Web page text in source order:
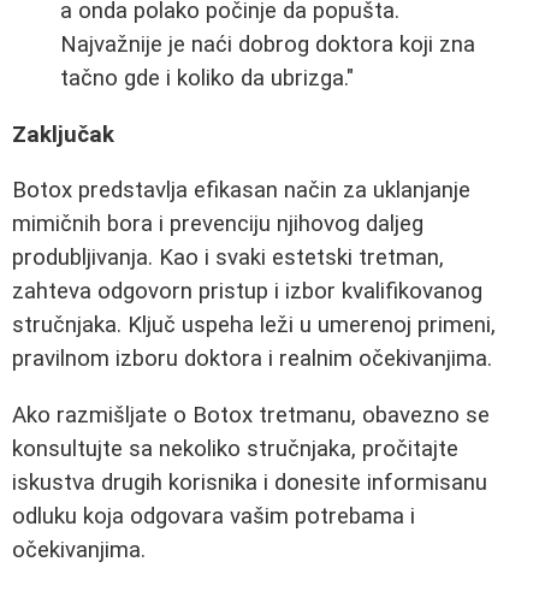
a onda polako počinje da popušta.
Najvažnije je naći dobrog doktora koji zna
tačno gde i koliko da ubrizga."
Zaključak
Botox predstavlja efikasan način za uklanjanje
mimičnih bora i prevenciju njihovog daljeg
produbljivanja. Kao i svaki estetski tretman,
zahteva odgovorn pristup i izbor kvalifikovanog
stručnjaka. Ključ uspeha leži u umerenoj primeni,
pravilnom izboru doktora i realnim očekivanjima.
Ako razmišljate o Botox tretmanu, obavezno se
konsultujte sa nekoliko stručnjaka, pročitajte
iskustva drugih korisnika i donesite informisanu
odluku koja odgovara vašim potrebama i
očekivanjima.